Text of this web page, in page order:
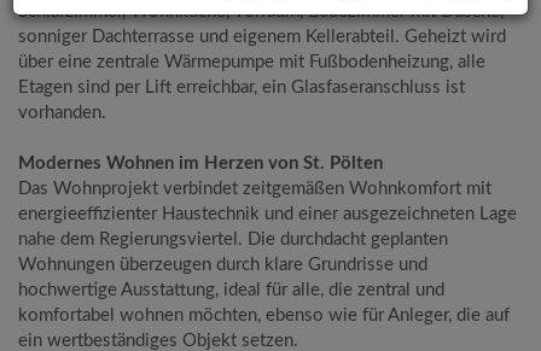
Schlafzimmer, Wohnküche, Vorraum, Badezimmer mit Dusche,
sonniger Dachterrasse und eigenem Kellerabteil. Geheizt wird
über eine zentrale Wärmepumpe mit Fußbodenheizung, alle
Etagen sind per Lift erreichbar, ein Glasfaseranschluss ist
vorhanden.
Modernes Wohnen im Herzen von St. Pölten
Das Wohnprojekt verbindet zeitgemäßen Wohnkomfort mit
energieeffizienter Haustechnik und einer ausgezeichneten Lage
nahe dem Regierungsviertel. Die durchdacht geplanten
Wohnungen überzeugen durch klare Grundrisse und
hochwertige Ausstattung, ideal für alle, die zentral und
komfortabel wohnen möchten, ebenso wie für Anleger, die auf
ein wertbeständiges Objekt setzen.